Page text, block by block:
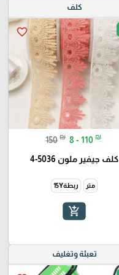
كلف
favorite_border
150 ₪ 8 - 110 ₪
كلف جيفير ملون 5036-4
متر ربطة15Y
add_shopping_cart
تعبئة وتغليف